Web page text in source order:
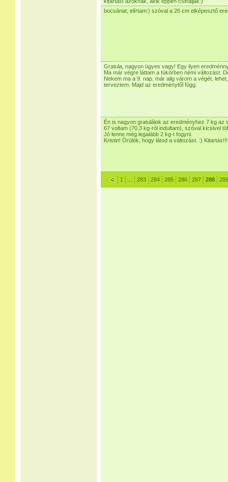
bocsánat, elírtam:) szóval a 26 cm elképesztő
Gratula, nagyon ügyes vagy! Egy ilyen
Ma már végre láttam a tükörben némi változást.
Nekem ma a 9. nap, már alig várom a végét,
terveztem. Majd az eredménytől függ.
Én is nagyon gratulálok az eredményhez 7 kg az
67 voltam (70,3 kg-ról indultam), szóval kicsivel
Jó lenne még legalább 2 kg-t fogyni.
Kristin! Örülök, hogy látod a változást. :)
1 283 284 285 286 287 288 289